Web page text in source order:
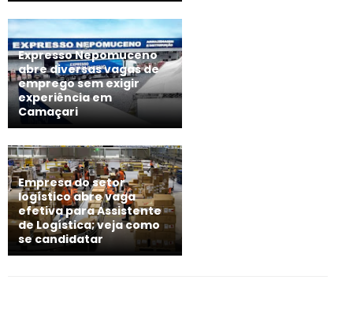
Expresso Nepomuceno
abre diversas vagas de
emprego sem exigir
experiência em
Camaçari
Empresa do setor
logístico abre vaga
efetiva para Assistente
de Logística; veja como
se candidatar